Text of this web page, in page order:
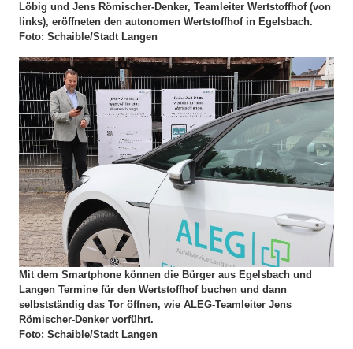
Löbig und Jens Römischer-Denker, Teamleiter Wertstoffhof (von
links), eröffneten den autonomen Wertstoffhof in Egelsbach.
Foto: Schaible/Stadt Langen
Mit dem Smartphone können die Bürger aus Egelsbach und
Langen Termine für den Wertstoffhof buchen und dann
selbstständig das Tor öffnen, wie ALEG-Teamleiter Jens
Römischer-Denker vorführt.
Foto: Schaible/Stadt Langen